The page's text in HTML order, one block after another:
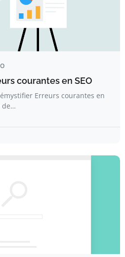
courantes en SEO
Erreurs courantes en
de…